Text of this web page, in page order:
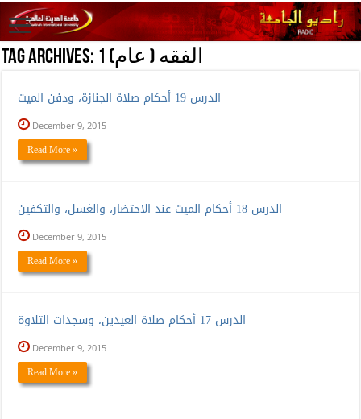
Tag Archives:
الفقه ( عام) 1
الدرس 19 أحكام صلاة الجنازة، ودفن الميت
December 9, 2015
Read More »
الدرس 18 أحكام الميت عند الاحتضار، والغسل، والتكفين
December 9, 2015
Read More »
الدرس 17 أحكام صلاة العيدين، وسجدات التلاوة
December 9, 2015
Read More »